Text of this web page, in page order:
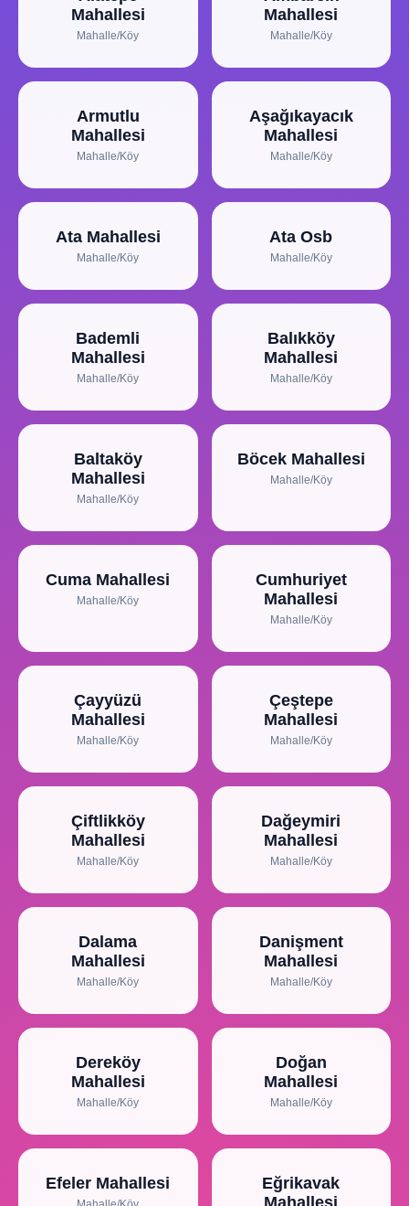
Mahallesi
Mahalle/Köy
Mahallesi
Mahalle/Köy
Armutlu
Mahallesi
Mahalle/Köy
Aşağıkayacık
Mahallesi
Mahalle/Köy
Ata Mahallesi
Mahalle/Köy
Ata Osb
Mahalle/Köy
Bademli
Mahallesi
Mahalle/Köy
Balıkköy
Mahallesi
Mahalle/Köy
Baltaköy
Mahallesi
Mahalle/Köy
Böcek Mahallesi
Mahalle/Köy
Cuma Mahallesi
Mahalle/Köy
Cumhuriyet
Mahallesi
Mahalle/Köy
Çayyüzü
Mahallesi
Mahalle/Köy
Çeştepe
Mahallesi
Mahalle/Köy
Çiftlikköy
Mahallesi
Mahalle/Köy
Dağeymiri
Mahallesi
Mahalle/Köy
Dalama
Mahallesi
Mahalle/Köy
Danişment
Mahallesi
Mahalle/Köy
Dereköy
Mahallesi
Mahalle/Köy
Doğan
Mahallesi
Mahalle/Köy
Efeler Mahallesi
Eğrikavak
Mahallesi